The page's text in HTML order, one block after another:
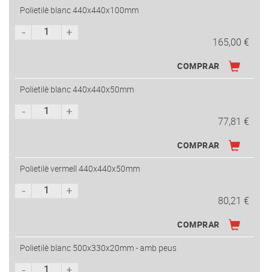
Polietilè blanc 440x440x100mm
165,00 €
COMPRAR
Polietilè blanc 440x440x50mm
77,81 €
COMPRAR
Polietilè vermell 440x440x50mm
80,21 €
COMPRAR
Polietilè blanc 500x330x20mm - amb peus